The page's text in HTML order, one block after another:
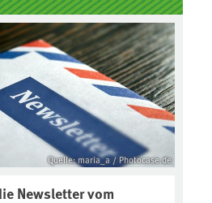
Jahres ausgewählt und
eigentlich während
Bodenjahres? Infos
im aktuellen Podcast
Jetzt reinhören:
interview/sc20
die-kuer-der-krume/
Quelle: maria_a / Photocase.de
Newsletter vom